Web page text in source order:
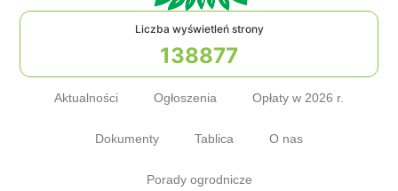
Liczba wyświetleń strony
138877
Aktualności Ogłoszenia Opłaty w 2026 r.
Dokumenty Tablica O nas
Porady ogrodnicze